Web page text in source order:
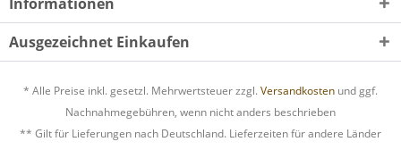
Ausgezeichnet Einkaufen
* Alle Preise inkl. gesetzl. Mehrwertsteuer zzgl. Versandkosten und ggf.
Nachnahmegebühren, wenn nicht anders beschrieben
** Gilt für Lieferungen nach Deutschland. Lieferzeiten für andere Länder